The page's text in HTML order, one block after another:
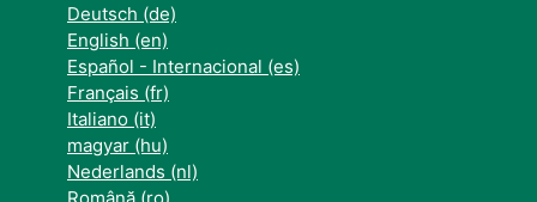
Deutsch ‎(de)‎
English ‎(en)‎
Español - Internacional ‎(es)‎
Français ‎(fr)‎
Italiano ‎(it)‎
magyar ‎(hu)‎
Nederlands ‎(nl)‎